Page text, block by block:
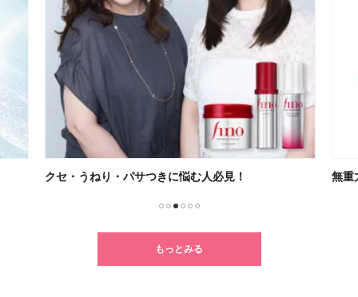
クセ・うねり・パサつきに悩む人必見！ 無重
もっとみる